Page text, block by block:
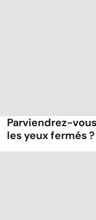
Parviendrez-
les yeux fermés ?